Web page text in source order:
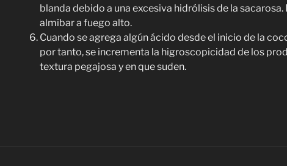
blanda debido a una excesiva hidrólisis de la
almíbar a fuego alto.
Cuando se agrega algún ácido desde el inicio de la
por tanto, se incrementa la higroscopicidad de los
textura pegajosa y en que suden.